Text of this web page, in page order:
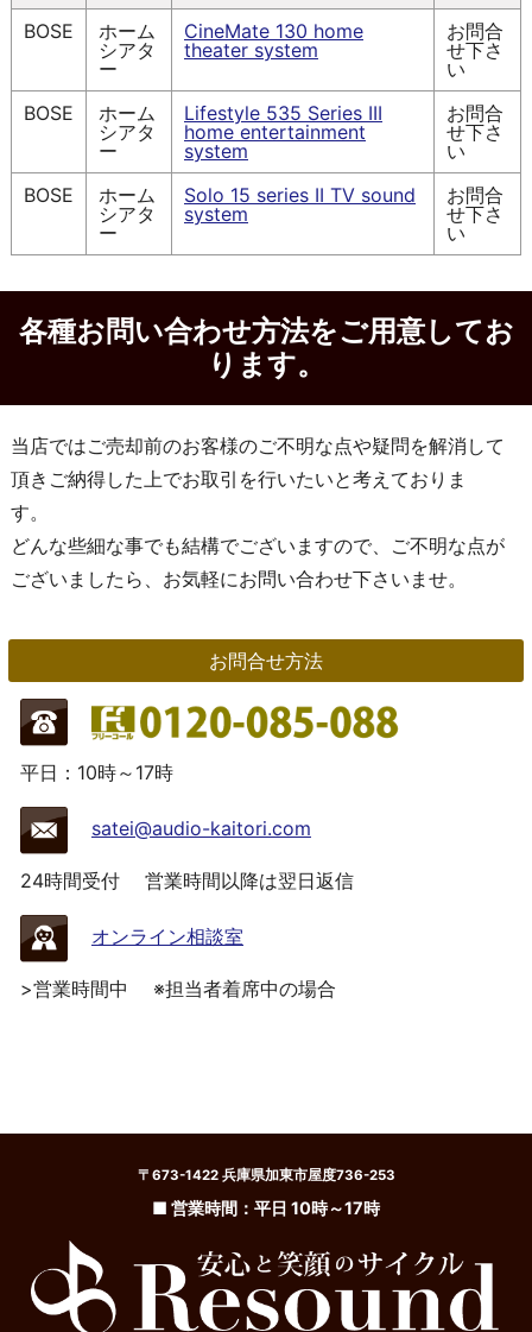
BOSE
ホーム
シアタ
ー
CineMate 130 home
theater system
お問合
せ下さ
い
BOSE
ホーム
シアタ
ー
Lifestyle 535 Series III
home entertainment
system
お問合
せ下さ
い
BOSE
ホーム
シアタ
ー
Solo 15 series II TV sound
system
お問合
せ下さ
い
各種お問い合わせ方法をご用意してお
ります。
当店ではご売却前のお客様のご不明な点や疑問を解消して
頂きご納得した上でお取引を行いたいと考えておりま
す。
どんな些細な事でも結構でございますので、ご不明な点が
ございましたら、お気軽にお問い合わせ下さいませ。
お問合せ方法
平日：10時～17時
satei@audio-kaitori.com
24時間受付 営業時間以降は翌日返信
オンライン相談室
>営業時間中 ※担当者着席中の場合
〒673-1422 兵庫県加東市屋度736-253
■ 営業時間：平日 10時～17時